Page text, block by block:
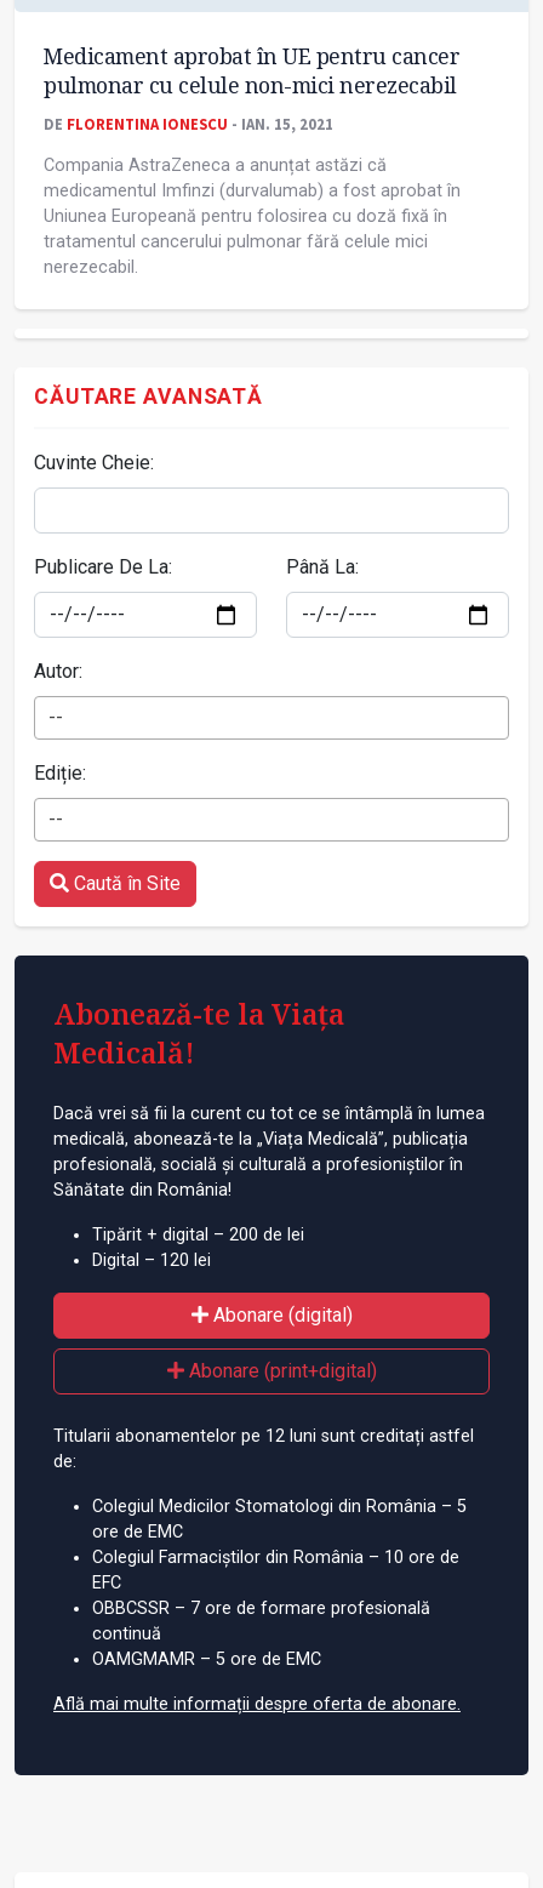
Medicament aprobat în UE pentru cancer
pulmonar cu celule non-mici nerezecabil
DE FLORENTINA IONESCU - IAN. 15, 2021
Compania AstraZeneca a anunțat astăzi că
medicamentul Imfinzi (durvalumab) a fost aprobat în
Uniunea Europeană pentru folosirea cu doză fixă în
tratamentul cancerului pulmonar fără celule mici
nerezecabil.
CĂUTARE AVANSATĂ
Cuvinte Cheie:
Publicare De La: Până La:
Autor:
--
Ediție:
--
Caută în Site
Abonează-te la Viața
Medicală!
Dacă vrei să fii la curent cu tot ce se întâmplă în lumea
medicală, abonează-te la „Viața Medicală”, publicația
profesională, socială și culturală a profesioniștilor în
Sănătate din România!
Tipărit + digital – 200 de lei
Digital – 120 lei
Abonare (digital)
Abonare (print+digital)
Titularii abonamentelor pe 12 luni sunt creditați astfel
de:
Colegiul Medicilor Stomatologi din România – 5
ore de EMC
Colegiul Farmaciștilor din România – 10 ore de
EFC
OBBCSSR – 7 ore de formare profesională
continuă
OAMGMAMR – 5 ore de EMC
Află mai multe informații despre oferta de abonare.